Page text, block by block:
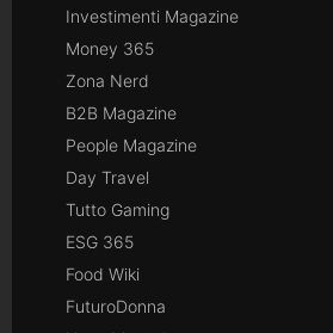
Investimenti Magazine
Money 365
Zona Nerd
B2B Magazine
People Magazine
Day Travel
Tutto Gaming
ESG 365
Food Wiki
FuturoDonna